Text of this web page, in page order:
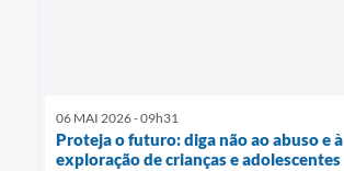
06 MAI 2026 - 09h31
Proteja o futuro: diga não ao abuso e à
exploração de crianças e adolescentes